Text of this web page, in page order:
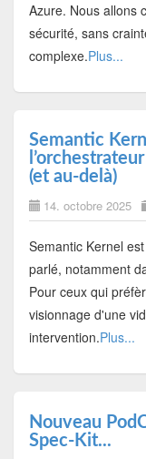
Azure. Nous allons
sécurité, sans
complexe.Plus...
Semantic
(et au-delà)
14. octobre 2025
Semantic Kernel
parlé, notamment
Pour ceux qui
visionnage d'une
intervention.Plus...
Nouveau
Spec-Kit...